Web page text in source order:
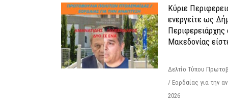
Κύριε
ενεργείτε ως
Περιφερειάρχης
Μακεδονίας
Δελτίο Τύπου
/ Εορδαίας για την
2026